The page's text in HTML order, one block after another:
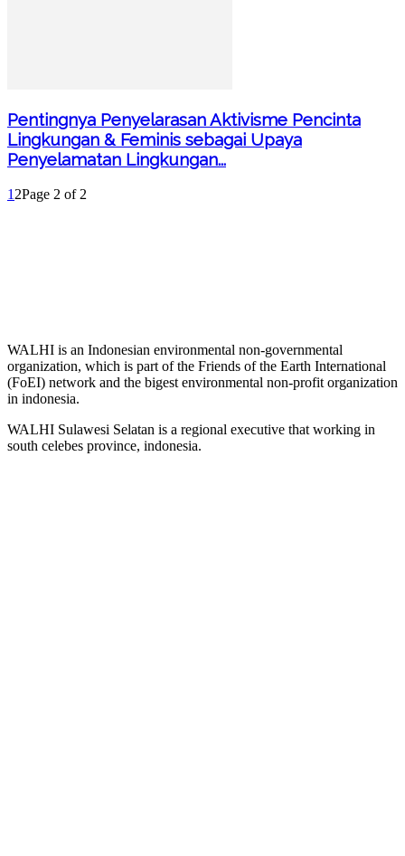
Pentingnya Penyelarasan Aktivisme Pencinta
Lingkungan & Feminis sebagai Upaya
Penyelamatan Lingkungan...
1 2Page 2 of 2
WALHI is an Indonesian environmental non-governmental
organization, which is part of the Friends of the Earth International
(FoEI) network and the bigest environmental non-profit organization
in indonesia.
WALHI Sulawesi Selatan is a regional executive that working in
south celebes province, indonesia.